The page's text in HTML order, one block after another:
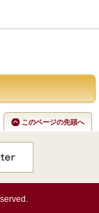
このページの先頭へ